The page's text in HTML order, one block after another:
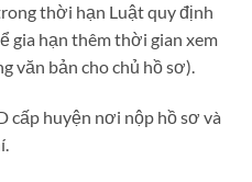
thời hạn Luật quy định
gia hạn thêm thời gian xem
văn bản cho chủ hồ sơ).
cấp huyện nơi nộp hồ sơ và